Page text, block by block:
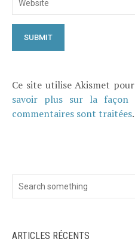
Ce site utilise Akismet
savoir plus sur la façon
commentaires sont traitées.
ARTICLES RÉCENTS